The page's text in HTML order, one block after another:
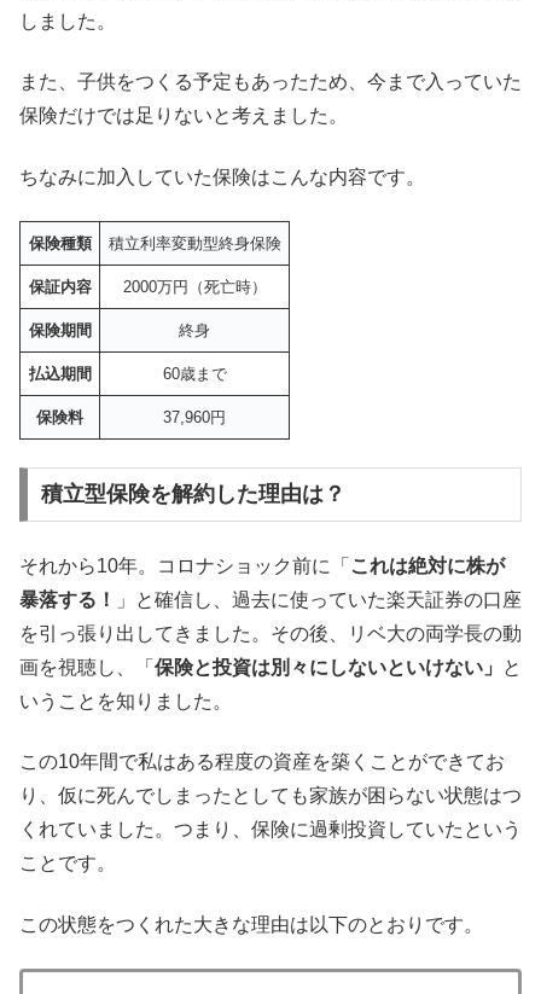
しました。
また、子供をつくる予定もあったため、今まで入っていた
保険だけでは足りないと考えました。
ちなみに加入していた保険はこんな内容です。
保険種類 積立利率変動型終身保険
保証内容 2000万円（死亡時）
保険期間 終身
払込期間 60歳まで
保険料 37,960円
積立型保険を解約した理由は？
それから10年。コロナショック前に「 これは絶対に株が
暴落する！
」と確信し、過去に使っていた楽天証券の口座
を引っ張り出してきました。その後、リベ大の両学長の動
画を視聴し、「 保険と投資は別々にしないといけない」
と
いうことを知りました。
この10年間で私はある程度の資産を築くことができてお
り、仮に死んでしまったとしても家族が困らない状態はつ
くれていました。つまり、保険に過剰投資していたという
ことです。
この状態をつくれた大きな理由は以下のとおりです。